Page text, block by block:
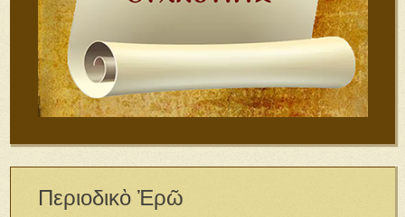
Περιοδικὸ Ἐρῶ